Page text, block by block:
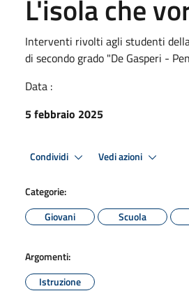
L'isola che
Interventi rivolti agli studenti
di secondo grado "De Gasperi -
Data :
5 febbraio 2025
Condividi Vedi azioni
Categorie:
Giovani
Scuola
Argomenti:
Istruzione